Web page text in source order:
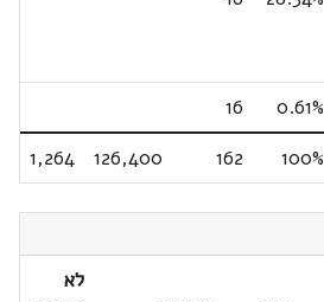
0.61%
16
100%
162
126,400
1,264
לא